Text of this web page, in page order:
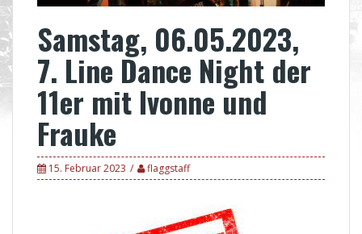
Samstag, 06.05.2023,
7. Line Dance Night der
11er mit Ivonne und
Frauke
15. Februar 2023 flaggstaff